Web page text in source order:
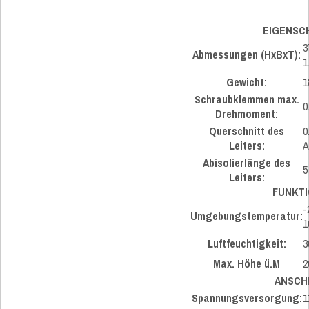
Abmessungen (HxBxT):
Gewicht:
Schraubklemmen max.
Drehmoment:
Querschnitt des
Leiters:
Abisolierlänge des
Leiters:
Umgebungstemperatur:-
Luftfeuchtigkeit:
Max. Höhe ü.M
Spannungsversorgung: